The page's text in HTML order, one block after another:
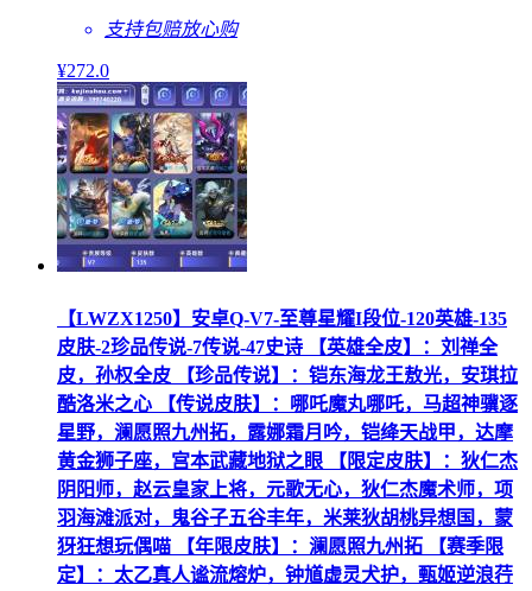
支持包赔放心购
¥272.0
【LWZX1250】安卓Q-V7-至尊星耀I段位-120英雄-135
皮肤-2珍品传说-7传说-47史诗 【英雄全皮】：刘禅全
皮，孙权全皮 【珍品传说】：铠东海龙王敖光，安琪拉
酷洛米之心 【传说皮肤】：哪吒魔丸哪吒，马超神骥逐
星野，澜愿照九州拓，露娜霜月吟，铠绛天战甲，达摩
黄金狮子座，宫本武藏地狱之眼 【限定皮肤】：狄仁杰
阴阳师，赵云皇家上将，元歌无心，狄仁杰魔术师，项
羽海滩派对，鬼谷子五谷丰年，米莱狄胡桃异想国，蒙
犽狂想玩偶喵 【年限皮肤】：澜愿照九州拓 【赛季限
定】：太乙真人谧流熔炉，钟馗虚灵犬护，甄姬逆浪荇